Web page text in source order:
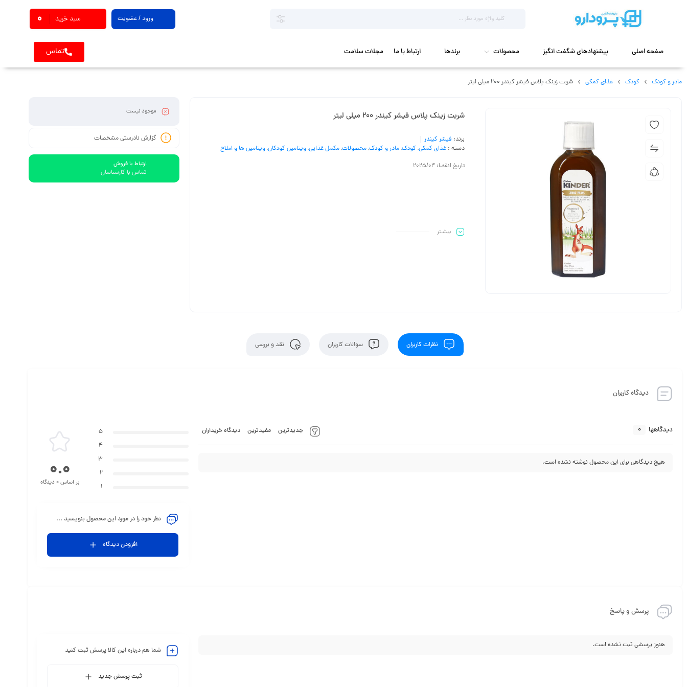
ورود / عضویت سبد خرید 0
صفحه اصلی پیشنهادهای شگفت انگیز محصولات برندها ارتباط با ما مجلات سلامت تماس
مادر و کودک کودک غذای کمکی شربت زینک پلاس فیشر کیندر 200 میلی لیتر
شربت زینک پلاس فیشر کیندر 200 میلی لیتر
برند: فیشر کیندر
دسته : غذای کمکی,کودک,مادر و کودک,محصولات,مکمل غذایی,ویتامین کودکان,ویتامین ها و املاح
تاریخ انقضا: 2025/04
بیشـتر
موجود نیست
گزارش نادرستی مشخصات
ارتباط با فروش
تماس با کارشناسان
نظرات کاربران سوالات کاربران نقد و بررسی
دیدگاه کاربران
دیدگاهها 0 جدیدترین مفیدترین دیدگاه خریداران
هیچ دیدگاهی برای این محصول نوشته نشده است.
5
4
3
2
1
0.0
بر اساس 0 دیدگاه
نظر خود را در مورد این محصول بنویسید ...
افزودن دیدگاه
پرسش و پاسخ
هنوز پرسشی ثبت نشده است.
شما هم درباره این کالا پرسش ثبت کنید
ثبت پرسش جدید